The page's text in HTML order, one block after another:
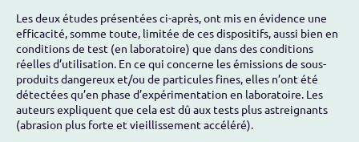
Les deux études présentées ci-après, ont mis en évidence une
efficacité, somme toute, limitée de ces dispositifs, aussi bien en
conditions de test (en laboratoire) que dans des conditions
réelles d’utilisation. En ce qui concerne les émissions de sous-
produits dangereux et/ou de particules fines, elles n’ont été
détectées qu’en phase d’expérimentation en laboratoire. Les
auteurs expliquent que cela est dû aux tests plus astreignants
(abrasion plus forte et vieillissement accéléré).